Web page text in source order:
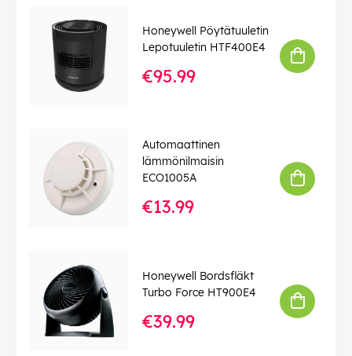
Honeywell Pöytätuuletin
Lepotuuletin HTF400E4
€95.99
Automaattinen
lämmönilmaisin
ECO1005A
€13.99
Honeywell Bordsfläkt
Turbo Force HT900E4
€39.99